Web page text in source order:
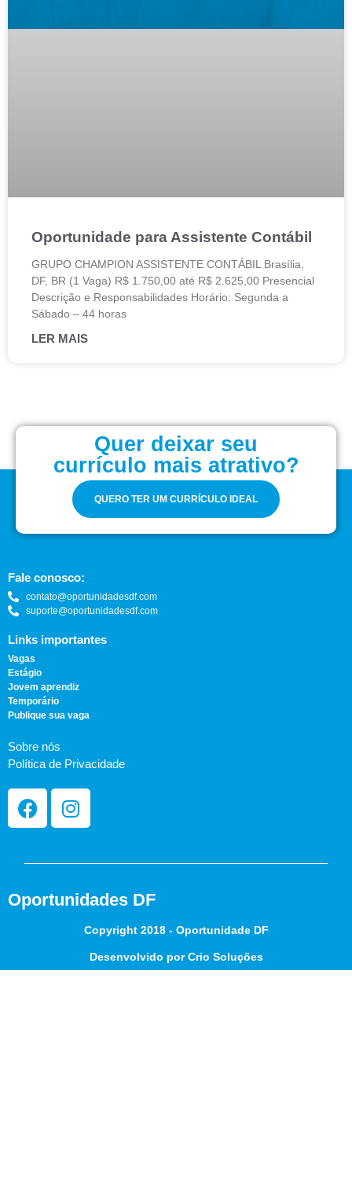
Oportunidade para Assistente Contábil
GRUPO CHAMPION ASSISTENTE CONTÁBIL Brasília,
DF, BR (1 Vaga) R$ 1.750,00 até R$ 2.625,00 Presencial
Descrição e Responsabilidades Horário: Segunda a
Sábado – 44 horas
LER MAIS
Quer deixar seu
currículo mais atrativo?
QUERO TER UM CURRÍCULO IDEAL
Fale conosco:
contato@oportunidadesdf.com
suporte@oportunidadesdf.com
Links importantes
Vagas
Estágio
Jovem aprendiz
Temporário
Publique sua vaga
Sobre nós
Política de Privacidade
Oportunidades DF
Copyright 2018 - Oportunidade DF
Desenvolvido por Crio Soluções